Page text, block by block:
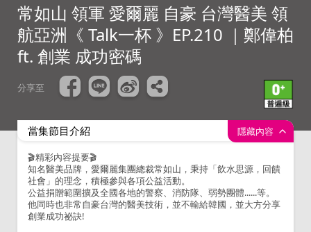
常如山 領軍 愛爾麗 自豪 台灣醫美 領
航亞洲《 Talk一杯 》EP.210 ｜鄭偉柏
ft. 創業 成功密碼
分享至
當集節目介紹 隱藏內容
🎬精彩內容提要🎬
知名醫美品牌，愛爾麗集團總裁常如山，秉持「飲水思源，回饋
社會」的理念，積極參與各項公益活動。
公益捐贈範圍擴及全國各地的警察、消防隊、弱勢團體......等。
他同時也非常自豪台灣的醫美技術，並不輸給韓國，並大方分享
創業成功祕訣!